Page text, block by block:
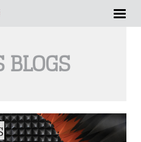
BLOGS